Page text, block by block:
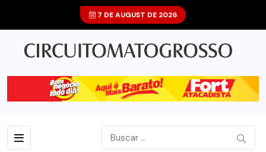
7 DE AUGUST DE 2026